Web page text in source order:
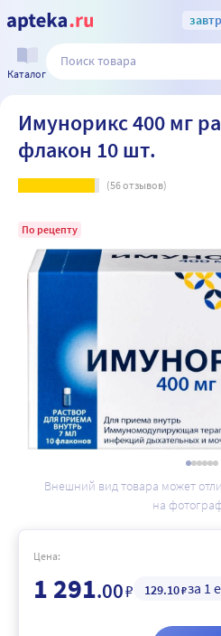
Каталог
Имунорикс 400 мг
флакон 10 шт.
(56отзывов)
По рецепту
Внешний вид товара может
на
Цена:
1 291.00₽ 129.10₽за 1